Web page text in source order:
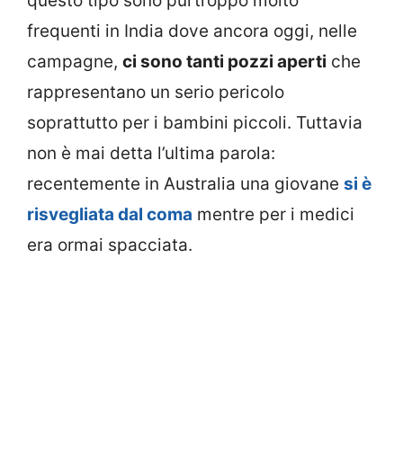
frequenti in India dove ancora oggi, nelle
campagne, ci sono tanti pozzi aperti che
rappresentano un serio pericolo
soprattutto per i bambini piccoli. Tuttavia
non è mai detta l’ultima parola:
recentemente in Australia una giovane si è
risvegliata dal coma mentre per i medici
era ormai spacciata.